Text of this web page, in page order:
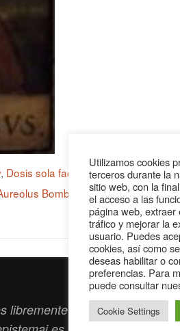
, Dosis sola facit venenum,Liber
Bombastus von Hohenheim
tengan algo que
Utilizamos cookies
terceros durante la
sitio web, con la
el acceso a las
página web, extraer
tráfico y mejorar la
usuario. Puedes
cookies, así como
deseas habilitar o
preferencias. Para
puede consultar
Cookie Settings